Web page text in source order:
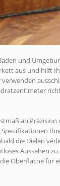
und
aus und hilft
an Präzision
die Dielen
Aussehen zu
Oberfläche für